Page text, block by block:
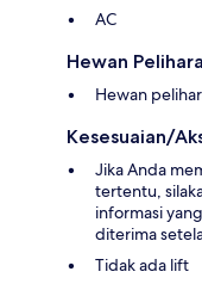
AC
Hewan
Hewan
Kesesuaian/
Jika Anda
tertentu,
informasi
diterima
Tidak ada lift